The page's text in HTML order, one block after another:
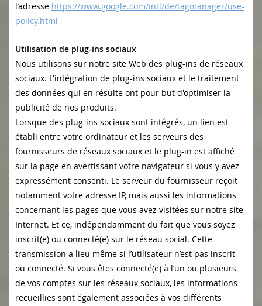
l’adresse https://www.google.com/intl/de/tagmanager/use-
policy.html
Utilisation de plug-ins sociaux
Nous utilisons sur notre site Web des plug-ins de réseaux
sociaux. L'intégration de plug-ins sociaux et le traitement
des données qui en résulte ont pour but d'optimiser la
publicité de nos produits.
Lorsque des plug-ins sociaux sont intégrés, un lien est
établi entre votre ordinateur et les serveurs des
fournisseurs de réseaux sociaux et le plug-in est affiché
sur la page en avertissant votre navigateur si vous y avez
expressément consenti. Le serveur du fournisseur reçoit
notamment votre adresse IP, mais aussi les informations
concernant les pages que vous avez visitées sur notre site
Internet. Et ce, indépendamment du fait que vous soyez
inscrit(e) ou connecté(e) sur le réseau social. Cette
transmission a lieu même si l’utilisateur n’est pas inscrit
ou connecté. Si vous êtes connecté(e) à l’un ou plusieurs
de vos comptes sur les réseaux sociaux, les informations
recueillies sont également associées à vos différents